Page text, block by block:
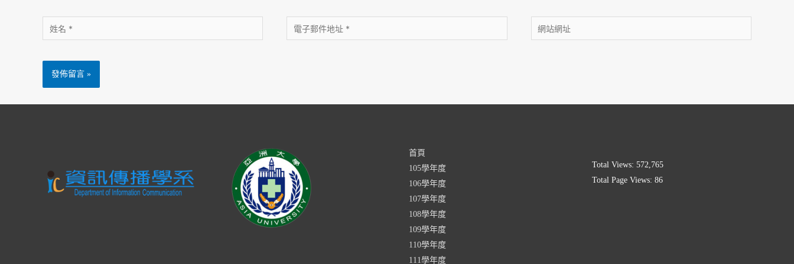
首頁
105學年度
106學年度
107學年度
108學年度
109學年度
110學年度
111學年度
Total Views: 572,765
Total Page Views: 86